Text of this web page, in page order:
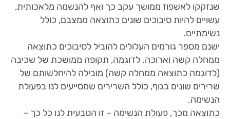
שנזקקו לאשפוז ממושך עקב כך ואף להנשמה מלאכותית,
עשויים להיות סיבוכים שונים כתוצאה ממצבם, כולל
נשימתיים.
ישנם מספר גורמים העלולים להוביל לסיבוכים כתוצאה
ממחלה קשה וארוכה. לדוגמה, תקופה ממושכת של שכיבה
(לדוגמה כתוצאה ממחלה קשה) מובילה להיחלשותם של
שרירים שונים בגוף, כולל השרירים שמסייעים לנו בפעולת
הנשימה.
כתוצאה מכך, פעולת הנשימה – זו הטבעית לנו כל כך –